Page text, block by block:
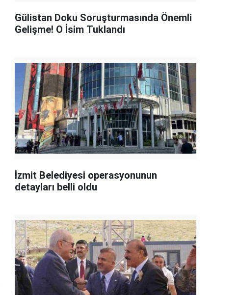
Gülistan Doku Soruşturmasında Önemli
Gelişme! O İsim Tuklandı
İzmit Belediyesi operasyonunun
detayları belli oldu